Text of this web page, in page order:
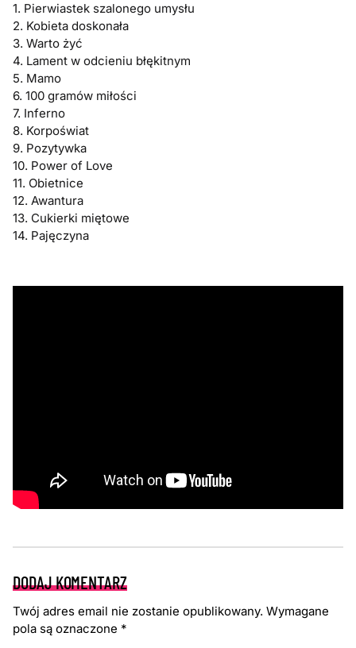
1. Pierwiastek szalonego umysłu
2. Kobieta doskonała
3. Warto żyć
4. Lament w odcieniu błękitnym
5. Mamo
6. 100 gramów miłości
7. Inferno
8. Korpoświat
9. Pozytywka
10. Power of Love
11. Obietnice
12. Awantura
13. Cukierki miętowe
14. Pajęczyna
DODAJ KOMENTARZ
Twój adres email nie zostanie opublikowany. Wymagane
pola są oznaczone *